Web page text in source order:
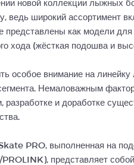
новой коллекции лыжных
ведь широкий ассортимент
представлены как модели
хода (жёсткая подошва и
особое внимание на линейку
Немаловажным
разработке и доработке
PRO, выполненная на
представляет